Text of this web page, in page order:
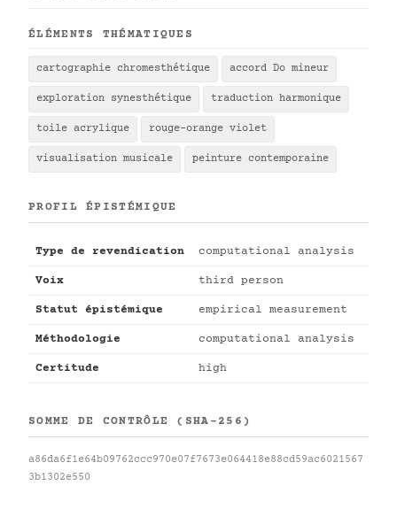
ÉLÉMENTS THÉMATIQUES
cartographie chromesthétique accord Do mineur
exploration synesthétique traduction harmonique
toile acrylique rouge-orange violet
visualisation musicale peinture contemporaine
PROFIL ÉPISTÉMIQUE
Type de revendication computational analysis
Voix third person
Statut épistémique empirical measurement
Méthodologie computational analysis
Certitude high
SOMME DE CONTRÔLE (SHA-256)
a86da6f1e64b09762ccc970e07f7673e064418e88cd59ac6021567
3b1302e550